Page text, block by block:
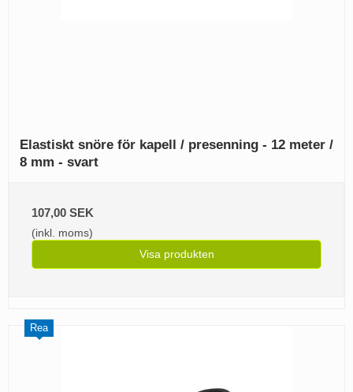
Elastiskt snöre för kapell / presenning - 12 meter /
8 mm - svart
107,00 SEK
(inkl. moms)
Visa produkten
Rea